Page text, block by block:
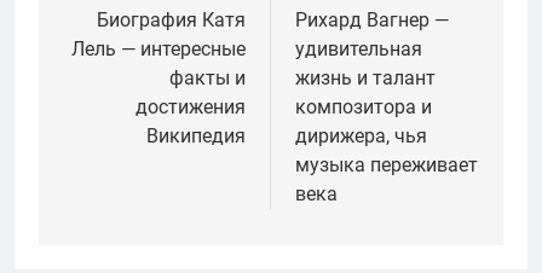
записям
Биография Катя
Лель — интересные
факты и
достижения
Википедия
Рихард Вагнер —
удивительная
жизнь и талант
композитора и
дирижера, чья
музыка переживает
века